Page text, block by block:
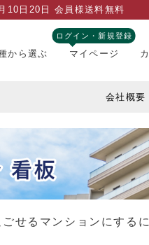
10日20日 会員様送料無料
から選ぶ
ログイン・新規登録
マイページ
会社概要
せるマンションにする